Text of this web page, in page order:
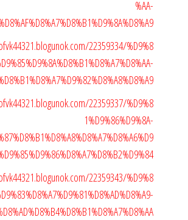
%AA-
22359334/%D9%8
22359337/%D9%8
1%D9%86%D9%8A-
22359343/%D9%8